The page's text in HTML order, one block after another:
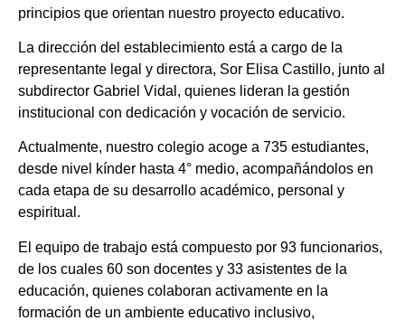
principios que orientan nuestro proyecto educativo.
La dirección del establecimiento está a cargo de la
representante legal y directora, Sor Elisa Castillo, junto al
subdirector Gabriel Vidal, quienes lideran la gestión
institucional con dedicación y vocación de servicio.
Actualmente, nuestro colegio acoge a 735 estudiantes,
desde nivel kínder hasta 4° medio, acompañándolos en
cada etapa de su desarrollo académico, personal y
espiritual.
El equipo de trabajo está compuesto por 93 funcionarios,
de los cuales 60 son docentes y 33 asistentes de la
educación, quienes colaboran activamente en la
formación de un ambiente educativo inclusivo,